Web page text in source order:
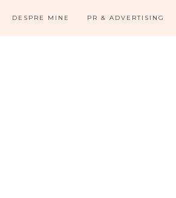
DESPRE MINE PR & ADVERTISING